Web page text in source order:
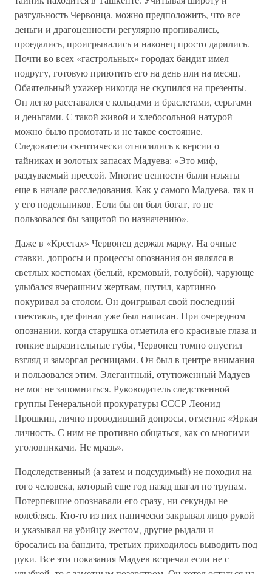
разгульность Червонца, можно предположить, что все
деньги и драгоценности регулярно пропивались,
проедались, проигрывались и наконец просто дарились.
Почти во всех «гастрольных» городах бандит имел
подругу, готовую приютить его на день или на месяц.
Обаятельный ухажер никогда не скупился на презенты.
Он легко расставался с кольцами и браслетами, серьгами
и деньгами. С такой живой и хлебосольной натурой
можно было промотать и не такое состояние.
Следователи скептически относились к версии о
тайниках и золотых запасах Мадуева: «Это миф,
раздуваемый прессой. Многие ценности были изъяты
еще в начале расследования. Как у самого Мадуева, так и
у его подельников. Если бы он был богат, то не
пользовался бы защитой по назначению».
Даже в «Крестах» Червонец держал марку. На очные
ставки, допросы и процессы опознания он являлся в
светлых костюмах (белый, кремовый, голубой), чарующе
улыбался вчерашним жертвам, шутил, картинно
покуривал за столом. Он доигрывал свой последний
спектакль, где финал уже был написан. При очередном
опознании, когда старушка отметила его красивые глаза и
тонкие выразительные губы, Червонец томно опустил
взгляд и заморгал ресницами. Он был в центре внимания
и пользовался этим. Элегантный, отутюженный Мадуев
не мог не запомниться. Руководитель следственной
группы Генеральной прокуратуры СССР Леонид
Прошкин, лично проводивший допросы, отметил: «Яркая
личность. С ним не противно общаться, как со многими
уголовниками. Не мразь».
Подследственный (а затем и подсудимый) не походил на
того человека, который еще год назад шагал по трупам.
Потерпевшие опознавали его сразу, ни секунды не
колеблясь. Кто-то из них панически закрывал лицо рукой
и указывал на убийцу жестом, другие рыдали и
бросались на бандита, третьих приходилось выводить под
руки. Все эти показания Мадуев встречал если не с